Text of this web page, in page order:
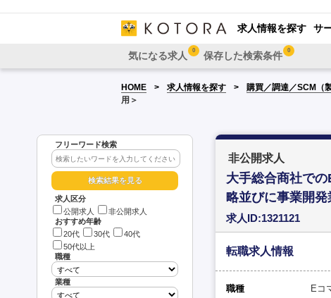
求人情報を探す サ
気になる求人 0 保存した検索条件 0
HOME 求人情報を探す 購買／調達／SCM（
用＞
フリーワード検索
求人区分
公開求人
非公開求人
おすすめ年齢
20代
30代
40代
50代以上
職種
業種
非公開求人
大手総合商社で
略並びに事業開
求人ID:1321121
転職求人情報
職種 Eコ